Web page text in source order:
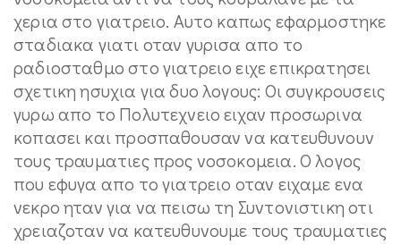
χερια στο γιατρειο. Αυτο καπως εφαρμοστηκε
σταδιακα γιατι οταν γυρισα απο το
ραδιοσταθμο στο γιατρειο ειχε επικρατησει
σχετικη ησυχια για δυο λογους: Οι συγκρουσεις
γυρω απο το Πολυτεχνειο ειχαν προσωρινα
κοπασει και προσπαθουσαν να κατευθυνουν
τους τραυματιες προς νοσοκομεια. Ο λογος
που εφυγα απο το γιατρειο οταν ειχαμε ενα
νεκρο ηταν για να πεισω τη Συντονιστικη οτι
χρειαζοταν να κατευθυνουμε τους τραυματιες